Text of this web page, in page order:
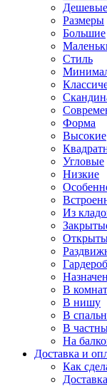
Дешевые
Размеры
Большие
Стиль
Форма
Высокие
Угловые
Низкие
Из
В
В нишу
В
В
На
Доставка и
Как
Доставка